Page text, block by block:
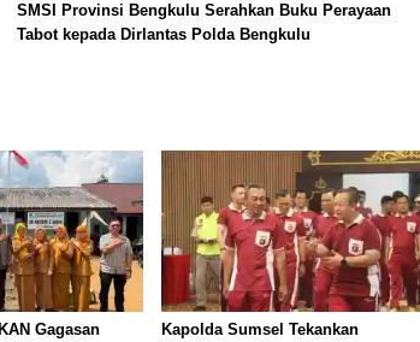
SMSI Provinsi Bengkulu Serahkan Buku Perayaan
Tabot kepada Dirlantas Polda Bengkulu
Gagasan Kapolda Sumsel Tekankan